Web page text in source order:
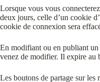
Lorsque vous vous
deux jours, celle d’un cookie
cookie de connexion sera
En modifiant ou en publiant un
venez de modifier. Il expire au
Les boutons de partage sur les